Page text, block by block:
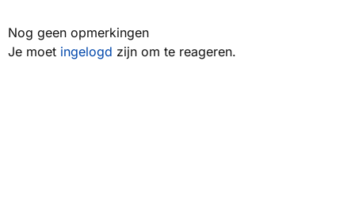
Nog geen opmerkingen
Je moet ingelogd zijn om te reageren.